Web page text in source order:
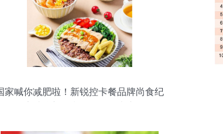
家喊你减肥啦！新锐控卡餐品牌尚食纪